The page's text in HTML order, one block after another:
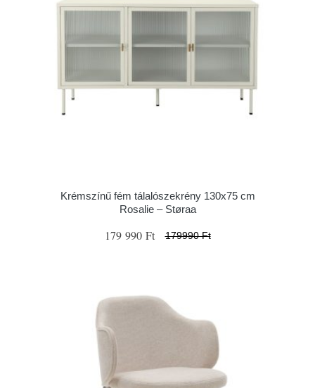
Krémszínű fém tálalószekrény 130x75 cm
Rosalie – Støraa
179 990 Ft 179990 Ft